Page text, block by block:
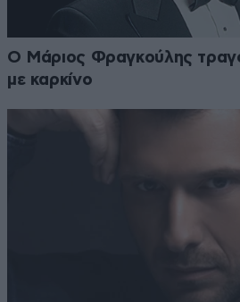
Ο Μάριος Φραγκούλης
με καρκίνο